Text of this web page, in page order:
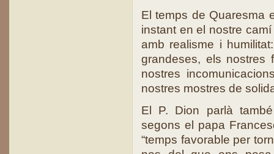
El temps de Quaresma
instant en el nostre
amb realisme i
grandeses, els nostres
nostres
nostres mostres de
El P. Dion parlà
segons el papa
“temps favorable per